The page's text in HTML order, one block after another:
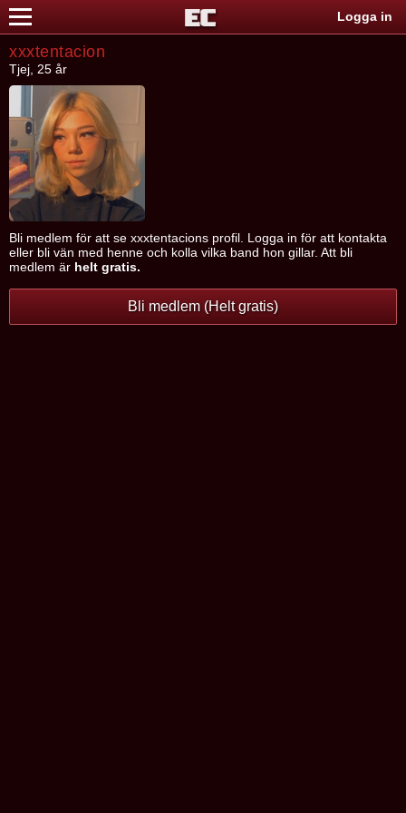
Logga in
xxxtentacion
Tjej, 25 år
Bli medlem för att se xxxtentacions profil. Logga in för att kontakta
eller bli vän med henne och kolla vilka band hon gillar. Att bli
medlem är helt gratis.
Bli medlem (Helt gratis)